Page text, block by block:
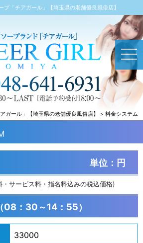
プ「チアガール」【埼玉県の老舗優良風俗店】
ガール」【埼玉県の老舗優良風俗店】 料金システム
単位：円
サービス料・指名料込みの税込価格)
08：30～14：55）
33000